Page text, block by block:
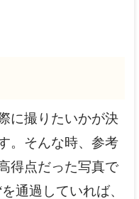
に撮りたいかが決
。そんな時、参考
得点だった写真で
を通過していれば、